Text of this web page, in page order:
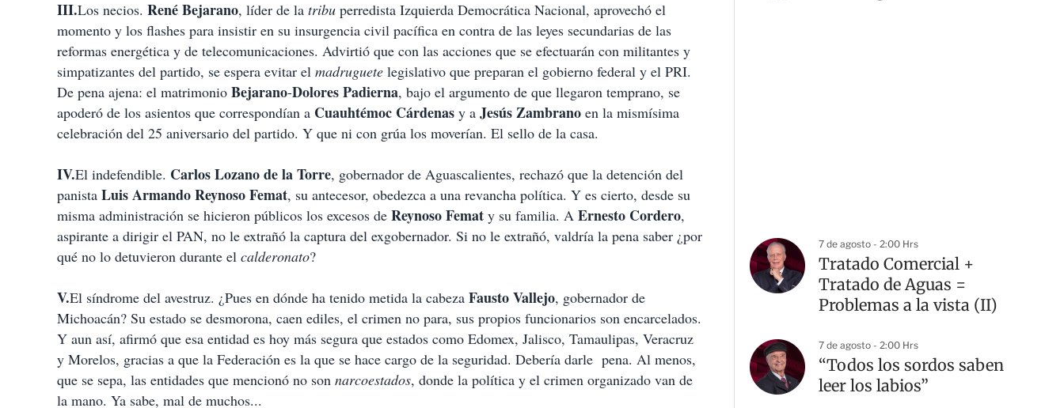
III.Los necios. René Bejarano, líder de la tribu perredista Izquierda Democrática Nacional, aprovechó el
momento y los flashes para insistir en su insurgencia civil pacífica en contra de las leyes secundarias de las
reformas energética y de telecomunicaciones. Advirtió que con las acciones que se efectuarán con militantes y
simpatizantes del partido, se espera evitar el madruguete legislativo que preparan el gobierno federal y el PRI.
De pena ajena: el matrimonio Bejarano-DoloresPadierna, bajo el argumento de que llegaron temprano, se
apoderó de los asientos que correspondían a Cuauhtémoc Cárdenas y a JesúsZambrano en la mismísima
celebración del 25 aniversario del partido. Y que ni con grúa los moverían. El sello de la casa.
IV.El indefendible. Carlos Lozano de la Torre, gobernador de Aguascalientes, rechazó que la detención del
panista LuisArmandoReynosoFemat, su antecesor, obedezca a una revancha política. Y es cierto, desde su
misma administración se hicieron públicos los excesos de ReynosoFemat y su familia. A Ernesto Cordero,
aspirante a dirigir el PAN, no le extrañó la captura del exgobernador. Si no le extrañó, valdría la pena saber ¿por
qué no lo detuvieron durante el calderonato?
V.El síndrome del avestruz. ¿Pues en dónde ha tenido metida la cabeza Fausto Vallejo, gobernador de
Michoacán? Su estado se desmorona, caen ediles, el crimen no para, sus propios funcionarios son encarcelados.
Y aun así, afirmó que esa entidad es hoy más segura que estados como Edomex, Jalisco, Tamaulipas, Veracruz
y Morelos, gracias a que la Federación es la que se hace cargo de la seguridad. Debería darle pena. Al menos,
que se sepa, las entidades que mencionó no son narcoestados, donde la política y el crimen organizado van de
la mano. Ya sabe, mal de muchos...
7 de agosto - 2:00 Hrs
Tratado Comercial +
Tratado de Aguas =
Problemas a la vista (II)
7 de agosto - 2:00 Hrs
“Todos los sordos saben
leer los labios”